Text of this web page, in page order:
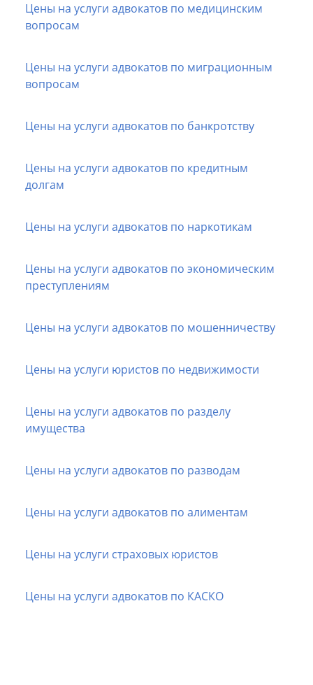
Цены на услуги адвокатов по медицинским
вопросам
Цены на услуги адвокатов по миграционным
вопросам
Цены на услуги адвокатов по банкротству
Цены на услуги адвокатов по кредитным
долгам
Цены на услуги адвокатов по наркотикам
Цены на услуги адвокатов по экономическим
преступлениям
Цены на услуги адвокатов по мошенничеству
Цены на услуги юристов по недвижимости
Цены на услуги адвокатов по разделу
имущества
Цены на услуги адвокатов по разводам
Цены на услуги адвокатов по алиментам
Цены на услуги страховых юристов
Цены на услуги адвокатов по КАСКО